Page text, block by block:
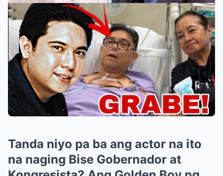
Tanda niyo pa ba ang actor na ito
na naging Bise Gobernador at